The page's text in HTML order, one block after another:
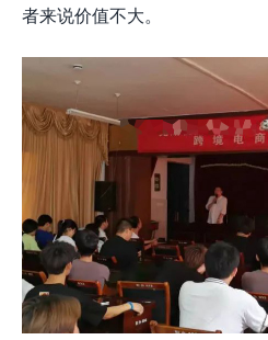
者来说价值不大。